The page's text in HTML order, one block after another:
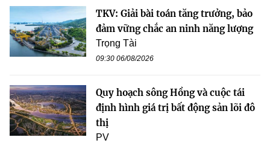
TKV: Giải bài toán tăng trưởng, bảo
đảm vững chắc an ninh năng lượng
Trọng Tài
09:30 06/08/2026
Quy hoạch sông Hồng và cuộc tái
định hình giá trị bất động sản lõi đô
thị
PV